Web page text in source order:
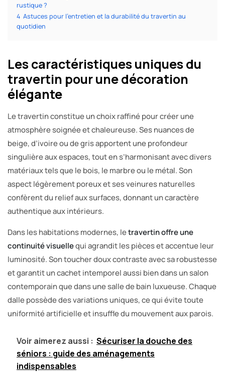
rustique ?
4 Astuces pour l’entretien et la durabilité du travertin au
quotidien
Les caractéristiques uniques du
travertin pour une décoration
élégante
Le travertin constitue un choix raffiné pour créer une
atmosphère soignée et chaleureuse. Ses nuances de
beige, d’ivoire ou de gris apportent une profondeur
singulière aux espaces, tout en s’harmonisant avec divers
matériaux tels que le bois, le marbre ou le métal. Son
aspect légèrement poreux et ses veinures naturelles
confèrent du relief aux surfaces, donnant un caractère
authentique aux intérieurs.
Dans les habitations modernes, letravertin offre une
continuité visuellequi agrandit les pièces et accentue leur
luminosité. Son toucher doux contraste avec sa robustesse
et garantit un cachet intemporel aussi bien dans un salon
contemporain que dans une salle de bain luxueuse. Chaque
dalle possède des variations uniques, ce qui évite toute
uniformité artificielle et insuffle du mouvement aux parois.
Voir aimerez aussi : Sécuriser la douche des
séniors : guide des aménagements
indispensables